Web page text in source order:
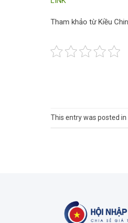
Tham khảo từ Kiều
This entry was posted in